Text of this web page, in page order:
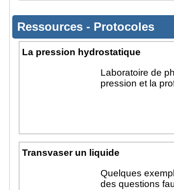
Ressources - Protocoles
La pression hydrostatique
Laboratoire de
pression et la
Transvaser un liquide
Quelques
des questions